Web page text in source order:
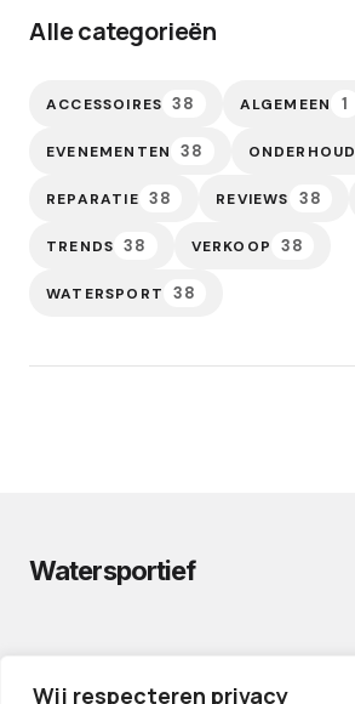
Wij respecteren privacy
Alle categorieën
ACCESSOIRES 38 ALGEMEEN 1
EVENEMENTEN 38 ONDERHOUD
REPARATIE 38 REVIEWS 38
TRENDS 38 VERKOOP 38
WATERSPORT 38
Watersportief
CONTACT